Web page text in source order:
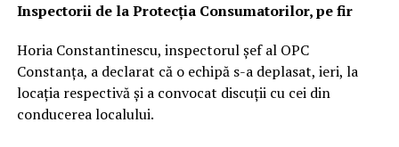
Inspectorii de la Protecția Consumatorilor, pe fir
Horia Constantinescu, inspectorul șef al OPC
Constanța, a declarat că o echipă s-a deplasat, ieri, la
locația respectivă și a convocat discuții cu cei din
conducerea localului.